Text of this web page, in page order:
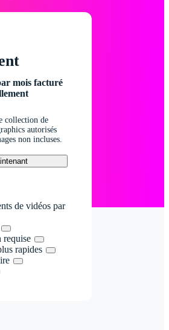
mois facturé
collection de
autorisés
non incluses.
de vidéos par
requise
rapides